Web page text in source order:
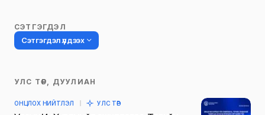
СЭТГЭГДЭЛ
Сэтгэгдэл үлдээх
Таны имэйл хаягийг нийтлэхгүй.
УЛС ТӨР, ДУУЛИАН
ОНЦЛОХ НИЙТЛЭЛ УЛС ТӨР